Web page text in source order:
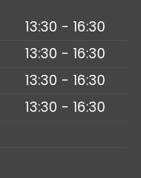
13:30 - 16:30
13:30 - 16:30
13:30 - 16:30
13:30 - 16:30